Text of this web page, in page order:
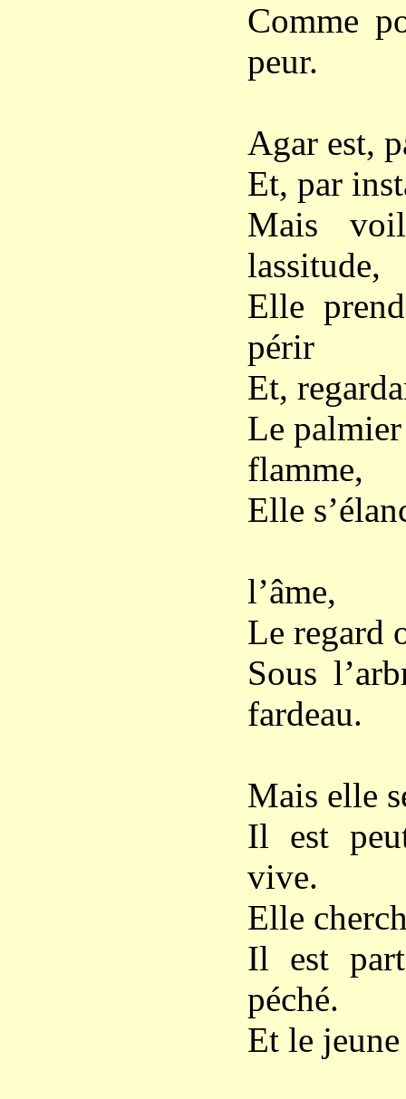
Comme
peur.
Agar est,
Et, par
Mais
lassitude,
Elle
périr
Et,
Le
flamme,
Elle
l’âme,
Le regard
Sous
fardeau.
Mais elle
Il est
vive.
Elle
Il est
péché.
Et le